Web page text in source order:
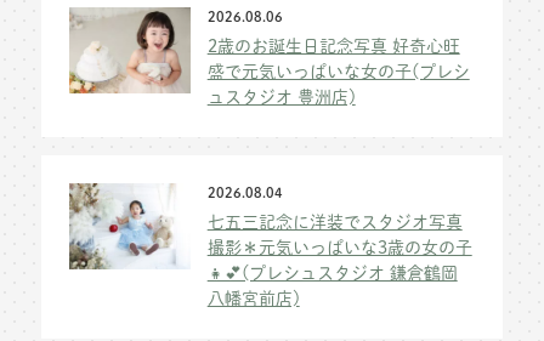
2026.08.06
2歳のお誕生日記念写真 好奇心旺
盛で元気いっぱいな女の子(プレシ
ュスタジオ 豊洲店)
2026.08.04
七五三記念に洋装でスタジオ写真
撮影＊元気いっぱいな3歳の女の子
👧💕(プレシュスタジオ 鎌倉鶴岡
八幡宮前店)